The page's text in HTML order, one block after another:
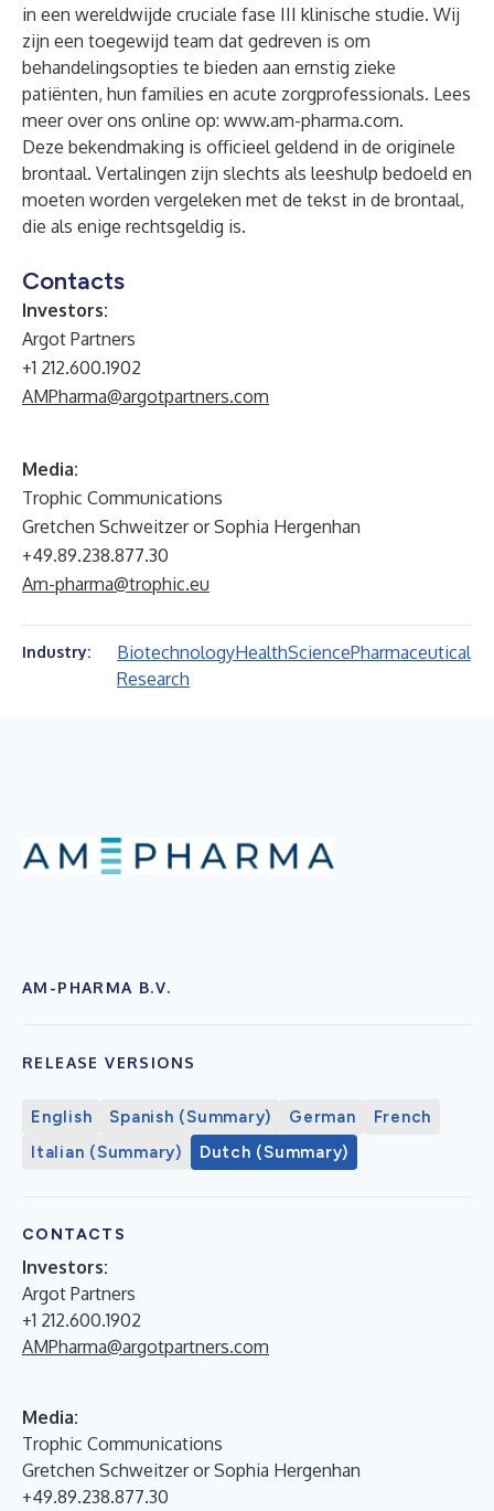
in een wereldwijde cruciale fase III klinische studie. Wij
zijn een toegewijd team dat gedreven is om
behandelingsopties te bieden aan ernstig zieke
patiënten, hun families en acute zorgprofessionals. Lees
meer over ons online op: www.am-pharma.com.
Deze bekendmaking is officieel geldend in de originele
brontaal. Vertalingen zijn slechts als leeshulp bedoeld en
moeten worden vergeleken met de tekst in de brontaal,
die als enige rechtsgeldig is.
Contacts
Investors:
Argot Partners
+1 212.600.1902
AMPharma@argotpartners.com
Media:
Trophic Communications
Gretchen Schweitzer or Sophia Hergenhan
+49.89.238.877.30
Am-pharma@trophic.eu
Industry: BiotechnologyHealthSciencePharmaceutical
Research
AM-PHARMA B.V.
RELEASE VERSIONS
English Spanish (Summary) German
French
Italian (Summary)
Dutch (Summary)
CONTACTS
Investors:
Argot Partners
+1 212.600.1902
AMPharma@argotpartners.com
Media:
Trophic Communications
Gretchen Schweitzer or Sophia Hergenhan
+49.89.238.877.30